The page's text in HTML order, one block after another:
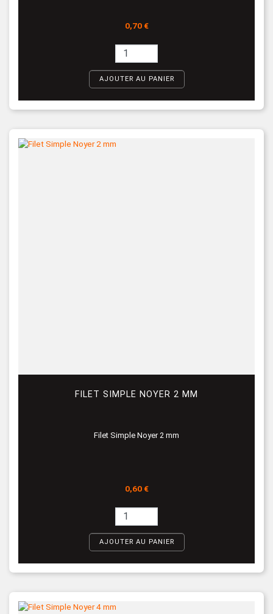
Prix
0,70 €
AJOUTER AU PANIER
FILET SIMPLE NOYER 2 MM
Filet Simple Noyer 2 mm
Prix
0,60 €
AJOUTER AU PANIER